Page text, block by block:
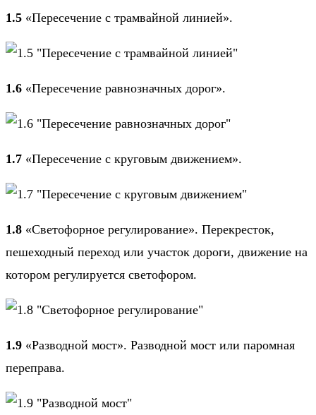
1.5 «Пересечение с трамвайной линией».
1.6 «Пересечение равнозначных дорог».
1.7 «Пересечение с круговым движением».
1.8 «Светофорное регулирование». Перекресток,
пешеходный переход или участок дороги, движение на
котором регулируется светофором.
1.9 «Разводной мост». Разводной мост или паромная
переправа.